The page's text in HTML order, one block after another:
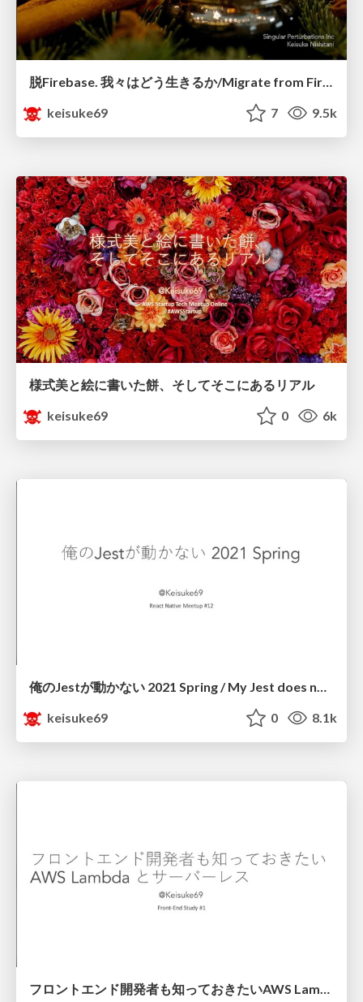
脱Firebase. 我々はどう生きるか/Migrate from Firebase
keisuke69
7 9.5k
様式美と絵に書いた餅、そしてそこにあるリアル
keisuke69
0 6k
俺のJestが動かない 2021 Spring / My Jest does not work well 2021 Spring
keisuke69
0 8.1k
フロントエンド開発者も知っておきたい AWS Lambda とサーバーレス / Serverless for frontend developers